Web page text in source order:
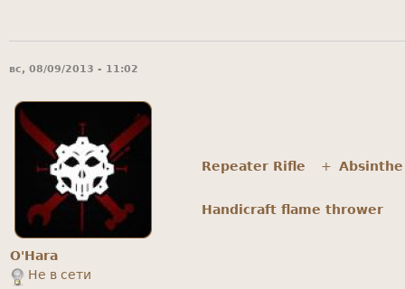
вс, 08/09/2013 - 11:02
O'Hara
Не в сети
Repeater Rifle + Absinthe
Handicraft flame thrower